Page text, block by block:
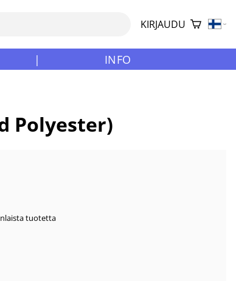
KIRJAUDU
| INFO
Polyester)
tuotetta